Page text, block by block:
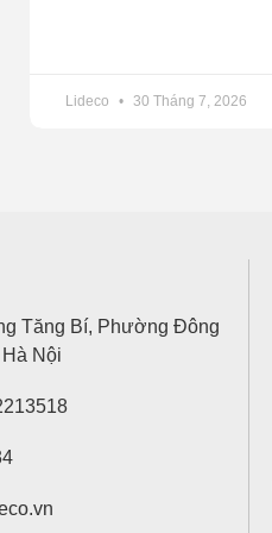
Lideco 30 Tháng 7, 2026
Tăng Bí, Phường Đông
Nội